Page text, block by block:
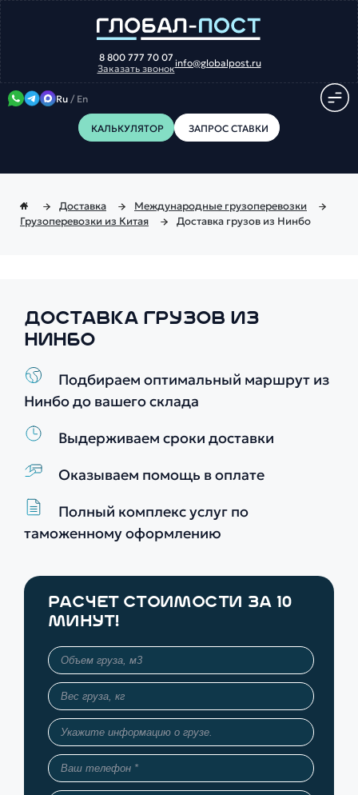
8 800 777 70 07
Заказать звонокinfo@globalpost.ru
Ru / En
КАЛЬКУЛЯТОР ЗАПРОС СТАВКИ
Доставка
Международные грузоперевозки
Грузоперевозки из Китая
Доставка грузов из Нинбо
ДОСТАВКА ГРУЗОВ ИЗ
НИНБО
Подбираем оптимальный маршрут из
Нинбо до вашего склада
Выдерживаем сроки доставки
Оказываем помощь в оплате
Полный комплекс услуг по
таможенному оформлению
РАСЧЕТ СТОИМОСТИ ЗА 10
МИНУТ!